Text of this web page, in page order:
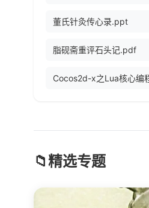
董氏针灸传心录.ppt
脂砚斋重评石头记.pdf
Cocos2d-x之Lua核心编
📁精选专题